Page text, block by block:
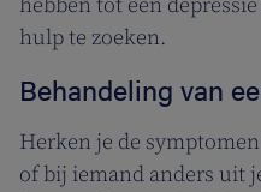
hebben tot een
hulp te zoeken.
Behandeling van
Herken je de
of bij iemand anders uit